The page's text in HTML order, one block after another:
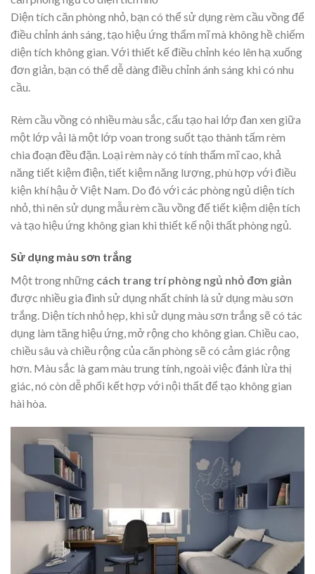
Diện tích căn phòng nhỏ, bạn có thể sử dụng rèm cầu vồng để
điều chỉnh ánh sáng, tạo hiệu ứng thẩm mĩ mà không hề chiếm
diện tích không gian. Với thiết kế điều chỉnh kéo lên hạ xuống
đơn giản, bạn có thể dễ dàng điều chỉnh ánh sáng khi có nhu
cầu.
Rèm cầu vồng có nhiều màu sắc, cấu tạo hai lớp đan xen giữa
một lớp vải là một lớp voan trong suốt tạo thành tấm rèm
chia đoạn đều đặn. Loại rèm này có tính thẩm mĩ cao, khả
năng tiết kiệm điện, tiết kiệm năng lượng, phù hợp với điều
kiện khí hậu ở Việt Nam. Do đó với các phòng ngủ diện tích
nhỏ, thì nên sử dụng mẫu rèm cầu vồng để tiết kiệm diện tích
và tạo hiệu ứng không gian khi thiết kế nội thất phòng ngủ.
Sử dụng màu sơn trắng
Một trong những cách trang trí phòng ngủ nhỏ đơn giản
được nhiều gia đình sử dụng nhất chính là sử dụng màu sơn
trắng. Diện tích nhỏ hẹp, khi sử dụng màu sơn trắng sẽ có tác
dụng làm tăng hiệu ứng, mở rộng cho không gian. Chiều cao,
chiều sâu và chiều rộng của căn phòng sẽ có cảm giác rộng
hơn. Màu sắc là gam màu trung tính, ngoài việc đánh lừa thị
giác, nó còn dễ phối kết hợp với nội thất để tạo không gian
hài hòa.